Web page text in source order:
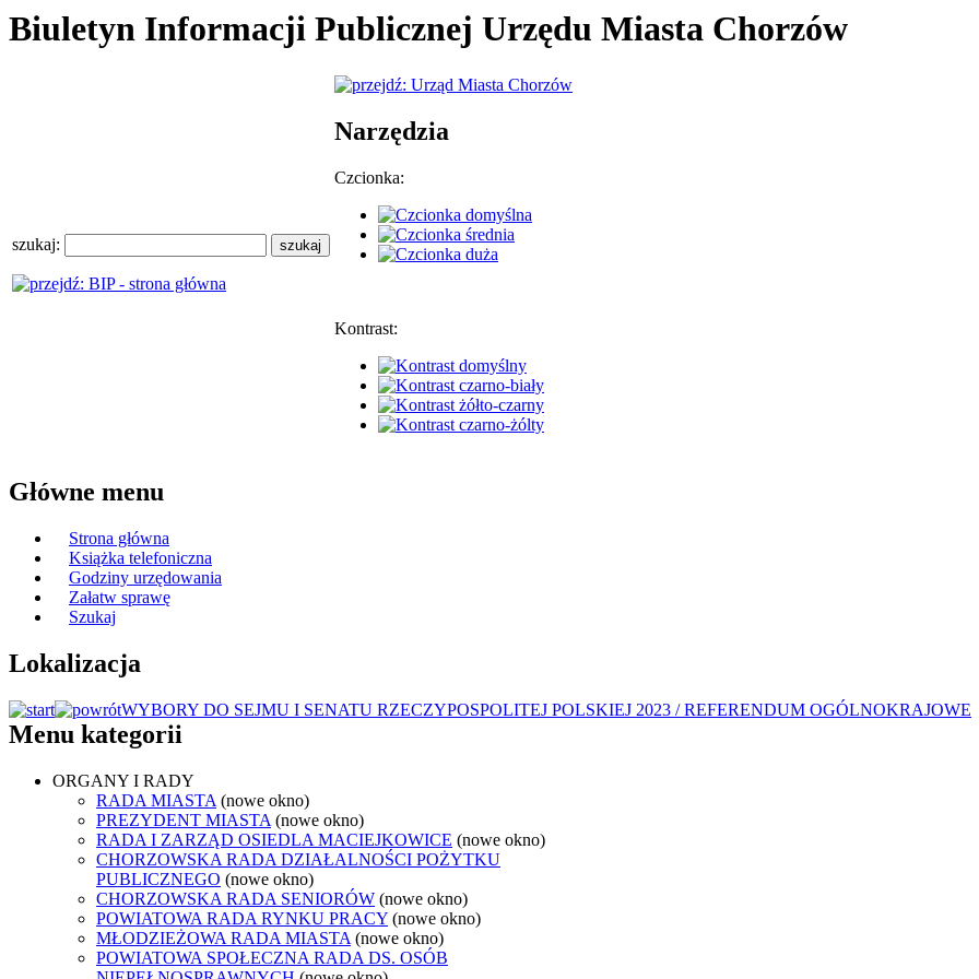
Biuletyn Informacji Publicznej Urzędu Miasta Chorzów
szukaj:
Narzędzia
Czcionka:
Kontrast:
Główne menu
Strona główna
Książka telefoniczna
Godziny urzędowania
Załatw sprawę
Szukaj
Lokalizacja
WYBORY DO SEJMU I SENATU RZECZYPOSPOLITEJ POLSKIEJ 2023 / REFERENDUM OGÓLNOKRAJOWE
Menu kategorii
ORGANY I RADY
RADA MIASTA (nowe okno)
PREZYDENT MIASTA (nowe okno)
RADA I ZARZĄD OSIEDLA MACIEJKOWICE (nowe okno)
CHORZOWSKA RADA DZIAŁALNOŚCI POŻYTKU
PUBLICZNEGO (nowe okno)
CHORZOWSKA RADA SENIORÓW (nowe okno)
POWIATOWA RADA RYNKU PRACY (nowe okno)
MŁODZIEŻOWA RADA MIASTA (nowe okno)
POWIATOWA SPOŁECZNA RADA DS. OSÓB